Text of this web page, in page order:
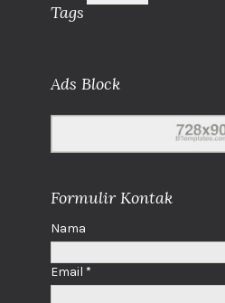
Tags
Ads Block
Formulir Kontak
Nama
Email *